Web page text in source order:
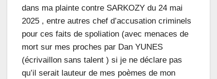
dans ma plainte contre SARKOZY du 24 mai
2025 , entre autres chef d’accusation criminels
pour ces faits de spoliation (avec menaces de
mort sur mes proches par Dan YUNES
(écrivaillon sans talent ) si je ne déclare pas
qu’il serait lauteur de mes poèmes de mon